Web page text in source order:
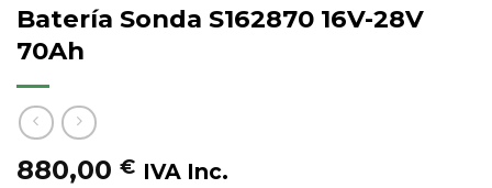
Batería Sonda S162870 16V-28V
70Ah
880,00 € IVA Inc.